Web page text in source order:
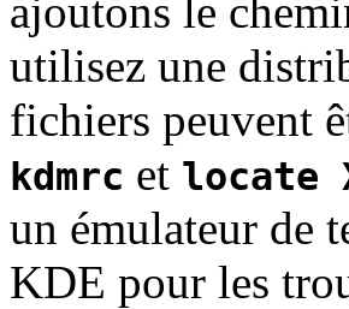
ajoutons le
utilisez une
fichiers peuvent
kdmrc et locate
un émulateur de
KDE pour les